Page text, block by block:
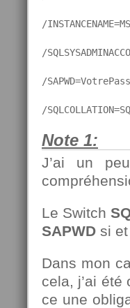
/
/
/
/
Note 1:
J’ai un
Le Switch
SAPWD si
Dans mon
cela, j’ai
ce une